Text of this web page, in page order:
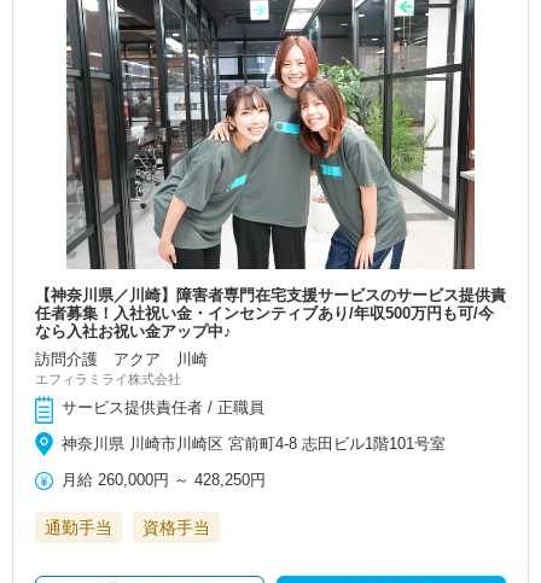
【神奈川県／川崎】障害者専門在宅支援サービスのサービス提供責
任者募集！入社祝い金・インセンティブあり/年収500万円も可/今
なら入社お祝い金アップ中♪
訪問介護 アクア 川崎
エフィラミライ株式会社
サービス提供責任者 / 正職員
神奈川県 川崎市川崎区 宮前町4-8 志田ビル1階101号室
月給 260,000円 ～428,250円
通勤手当 資格手当